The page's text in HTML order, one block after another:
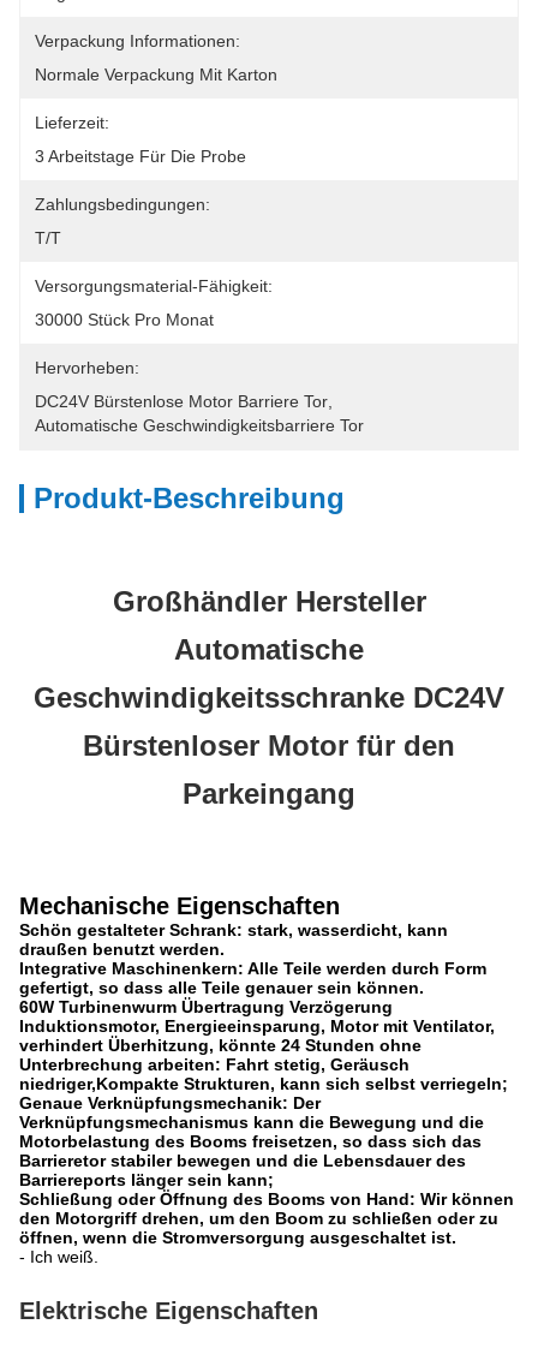
Verpackung Informationen:
Normale Verpackung Mit Karton
Lieferzeit:
3 Arbeitstage Für Die Probe
Zahlungsbedingungen:
T/T
Versorgungsmaterial-Fähigkeit:
30000 Stück Pro Monat
Hervorheben:
DC24V Bürstenlose Motor Barriere Tor
Automatische Geschwindigkeitsbarriere Tor
Produkt-Beschreibung
Großhändler Hersteller
Automatische
Geschwindigkeitsschranke DC24V
Bürstenloser Motor für den
Parkeingang
Mechanische Eigenschaften
Schön gestalteter Schrank: stark, wasserdicht, kann
draußen benutzt werden.
Integrative Maschinenkern: Alle Teile werden durch Form
gefertigt, so dass alle Teile genauer sein können.
60W Turbinenwurm Übertragung Verzögerung
Induktionsmotor, Energieeinsparung, Motor mit Ventilator,
verhindert Überhitzung, könnte 24 Stunden ohne
Unterbrechung arbeiten: Fahrt stetig, Geräusch
niedriger,Kompakte Strukturen, kann sich selbst verriegeln;
Genaue Verknüpfungsmechanik: Der
Verknüpfungsmechanismus kann die Bewegung und die
Motorbelastung des Booms freisetzen, so dass sich das
Barrieretor stabiler bewegen und die Lebensdauer des
Barriereports länger sein kann;
Schließung oder Öffnung des Booms von Hand: Wir können
den Motorgriff drehen, um den Boom zu schließen oder zu
öffnen, wenn die Stromversorgung ausgeschaltet ist.
- Ich weiß.
Elektrische Eigenschaften